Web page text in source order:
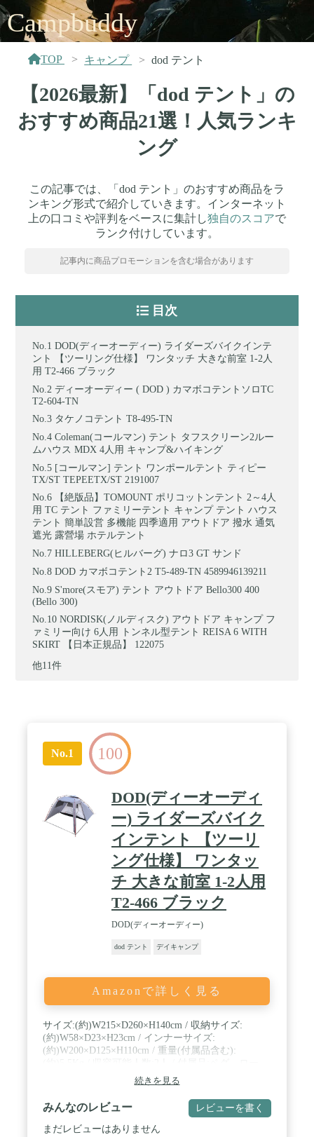
Campbuddy
TOP キャンプ dod テント
【2026最新】「dod テント」の
おすすめ商品21選！人気ランキ
ング
この記事では、「dod テント」のおすすめ商品をラ
ンキング形式で紹介していきます。インターネット
上の口コミや評判をベースに集計し独自のスコアで
ランク付けしています。
記事内に商品プロモーションを含む場合があります
目次
DOD(ディーオーディー) ライダーズバイクインテ
ント 【ツーリング仕様】 ワンタッチ 大きな前室 1-2人
用 T2-466 ブラック
ディーオーディー ( DOD ) カマボコテントソロTC
T2-604-TN
タケノコテント T8-495-TN
Coleman(コールマン) テント タフスクリーン2ルー
ムハウス MDX 4人用 キャンプ&ハイキング
[コールマン] テント ワンポールテント ティピー
TX/ST TEPEETX/ST 2191007
【絶版品】TOMOUNT ポリコットンテント 2～4人
用 TC テント ファミリーテント キャンプ テント ハウス
テント 簡単設営 多機能 四季適用 アウトドア 撥水 通気
遮光 露營場 ホテルテント
HILLEBERG(ヒルバーグ) ナロ3 GT サンド
DOD カマボコテント2 T5-489-TN 4589946139211
S'more(スモア) テント アウトドア Bello300 400
(Bello 300)
NORDISK(ノルディスク) アウトドア キャンプ フ
ァミリー向け 6人用 トンネル型テント REISA 6 WITH
SKIRT 【日本正規品】 122075
他11件
No.1 100
DOD(ディーオーディ
ー) ライダーズバイク
インテント 【ツーリ
ング仕様】 ワンタッ
チ 大きな前室 1-2人用
T2-466 ブラック
DOD(ディーオーディー)
dod テント デイキャンプ
Amazonで詳しく見る
サイズ:(約)W215×D260×H140cm / 収納サイズ:
(約)W58×D23×H23cm / インナーサイズ:
(約)W200×D125×H110cm / 重量(付属品含む):
プ、ポール、キャリーバッグ、グランドシート / 最
低耐水圧:アウターテント:3000mm、フロア/5000mm
/ 部門名: ユニセックス・ユース / 素材:ナイロン ポ
リエステル / 発売年・モデルイヤー: 2016 対象シー
ズン:通年
続きを見る
みんなのレビュー レビューを書く
まだレビューはありません